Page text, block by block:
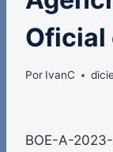
Oficial
Por IvanC
BOE-A-